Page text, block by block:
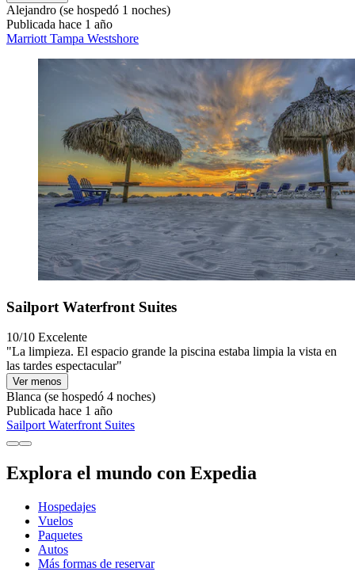
Alejandro (se hospedó 1 noches)
Publicada hace 1 año
Marriott Tampa Westshore
Sailport Waterfront Suites
10/10 Excelente
"La limpieza. El espacio grande la piscina estaba limpia la vista en
las tardes espectacular"
Ver menos
Blanca (se hospedó 4 noches)
Publicada hace 1 año
Sailport Waterfront Suites
Explora el mundo con Expedia
Hospedajes
Vuelos
Paquetes
Autos
Más formas de reservar